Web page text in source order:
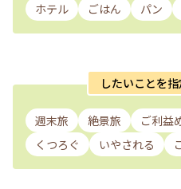
ホテル
ごはん パン
したいことを
週末旅 絶景旅 ご利益
くつろぐ
いやされる